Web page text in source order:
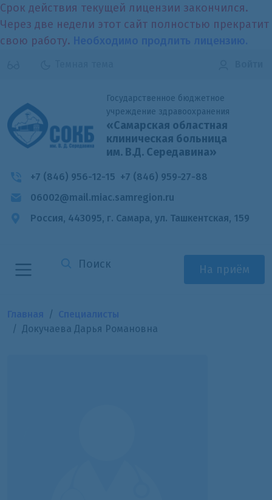
Срок действия текущей лицензии закончился.
Через две недели этот сайт полностью прекратит
свою работу.
Государственное бюджетное
учреждение здравоохранения
«Самарская областная
клиническая больница
им. В.Д. Середавина»
+7 (846) 956-12-15 +7 (846) 959-27-88
06002@mail.miac.samregion.ru
Россия, 443095, г. Самара, ул. Ташкентская, 159
На приём
Докучаева Дарья Романовна